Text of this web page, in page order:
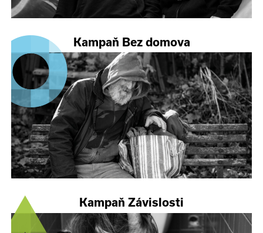
Kampaň Bez domova
Kampaň Závislosti